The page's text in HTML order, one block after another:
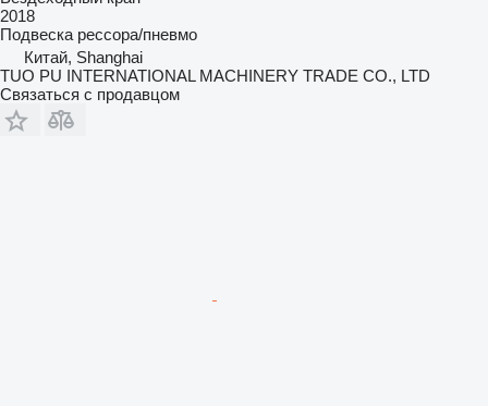
2018
Подвеска рессора/пневмо
Китай, Shanghai
TUO PU INTERNATIONAL MACHINERY TRADE CO., LTD
Связаться с продавцом